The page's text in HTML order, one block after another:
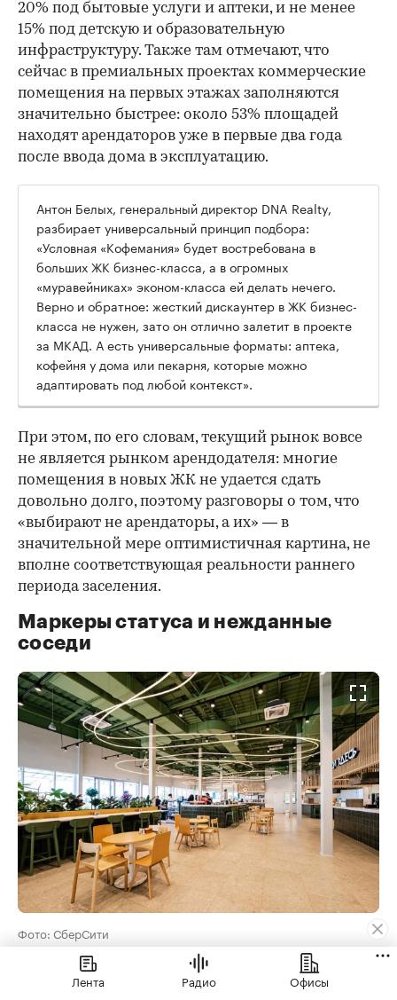
20% под бытовые услуги и аптеки, и не менее
15% под детскую и образовательную
инфраструктуру. Также там отмечают, что
сейчас в премиальных проектах коммерческие
помещения на первых этажах заполняются
значительно быстрее: около 53% площадей
находят арендаторов уже в первые два года
после ввода дома в эксплуатацию.
Антон Белых, генеральный директор DNA Realty,
разбирает универсальный принцип подбора:
«Условная «Кофемания» будет востребована в
больших ЖК бизнес-класса, а в огромных
«муравейниках» эконом-класса ей делать нечего.
Верно и обратное: жесткий дискаунтер в ЖК бизнес-
класса не нужен, зато он отлично залетит в проекте
за МКАД. А есть универсальные форматы: аптека,
кофейня у дома или пекарня, которые можно
адаптировать под любой контекст».
При этом, по его словам, текущий рынок вовсе
не является рынком арендодателя: многие
помещения в новых ЖК не удается сдать
довольно долго, поэтому разговоры о том, что
«выбирают не арендаторы, а их» — в
значительной мере оптимистичная картина, не
вполне соответствующая реальности раннего
периода заселения.
Маркеры статуса и нежданные
соседи
Фото: СберСити
«Для большинства жильцов в первую очередь
важно, чтобы в составе ЖК в принципе были
Лента Радио Офисы